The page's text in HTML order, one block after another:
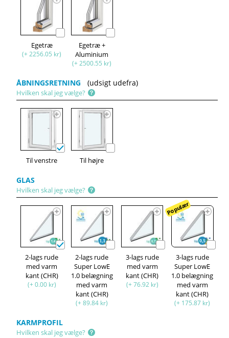
Egetræ
(+ 2256.05 kr)
Egetræ +
Aluminium
(+ 2500.55 kr)
ÅBNINGSRETNING (udsigt udefra)
Hvilken skal jeg vælge?
Til venstre Til højre
GLAS
Hvilken skal jeg vælge?
2-lags rude
med varm
kant (CHR)
(+ 0.00 kr)
2-lags rude
Super LowE
1.0 belægning
med varm
kant (CHR)
(+ 89.84 kr)
3-lags rude
med varm
kant (CHR)
(+ 76.92 kr)
Populær
3-lags rude
Super LowE
1.0 belægning
med varm
kant (CHR)
(+ 175.87 kr)
KARMPROFIL
Hvilken skal jeg vælge?